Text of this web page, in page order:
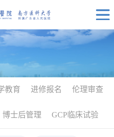
教育 进修报名 伦理审查
博士后管理 GCP临床试验